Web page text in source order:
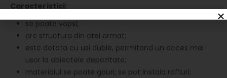
Caracteristici:
se poate vopsi;
are structura din otel armat;
este dotata cu usi duble, permitand un acces mai
usor la obiectele depozitate;
materialul se poate gauri; se pot instala rafturi;